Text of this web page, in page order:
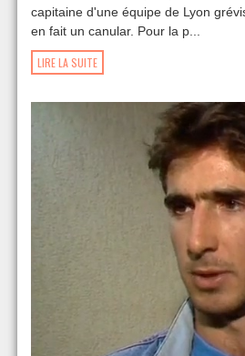
capitaine d'une équipe de Lyon
en fait un canular. Pour la p...
LIRE LA SUITE